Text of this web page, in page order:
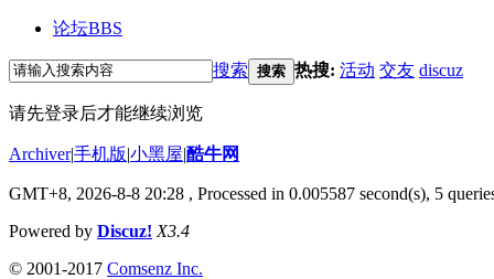
论坛BBS
搜索 搜索 热搜: 活动 交友 discuz
请先登录后才能继续浏览
Archiver|手机版|小黑屋|酷牛网
GMT+8, 2026-8-8 20:28 , Processed in 0.005587 second(s), 5
Powered by Discuz! X3.4
© 2001-2017 Comsenz Inc.